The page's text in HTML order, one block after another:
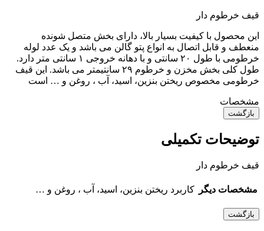
قیف خرطوم دار
این محصول با کیفیت بسیار بالا، دارای بخش متصل شونده
منعطف و قابل اتصال به انواع پتو گالن می باشد و یک عدد لوله
خرطومی با طول ۲۰ سانتی و با دهانه خروجی ۱ سانتی متر دارد.
طول کلی بخش مخزن و خرطوم ۲۹ سانتیمتر می باشد. این قیف
خرطومی مخصوص ریختن بنزین، اسید، آب ، روغن و … است
مشخصات
بازگشت
توضیحات تکمیلی
قیف خرطوم دار
مشخصات دیگر کاربرد ریختن بنزین، اسید، آب ، روغن و …
بازگشت